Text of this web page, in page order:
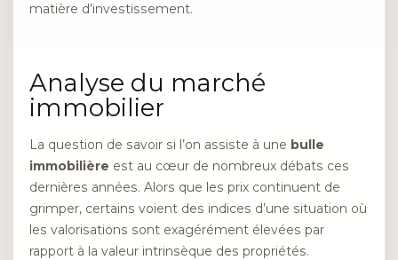
matière d’investissement.
Analyse du marché
immobilier
La question de savoir si l’on assiste à une bulle
immobilière est au cœur de nombreux débats ces
dernières années. Alors que les prix continuent de
grimper, certains voient des indices d’une situation où
les valorisations sont exagérément élevées par
rapport à la valeur intrinsèque des propriétés.